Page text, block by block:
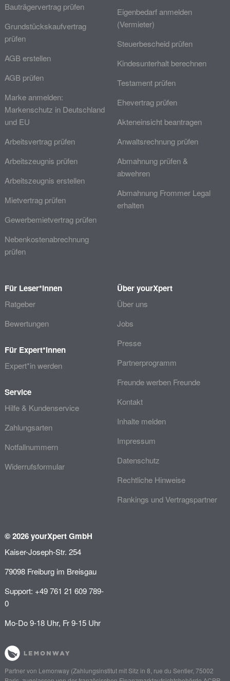
Bauträgervertrag prüfen
Grundstückskaufvertrag
prüfen
AGB erstellen
AGB prüfen
Marke anmelden:
Markenschutz in Deutschland
und EU
Arbeitsvertrag prüfen
Arbeitszeugnis prüfen
Arbeitszeugnis erstellen
Mietvertrag prüfen
Gewerbemietvertrag prüfen
Nebenkostenabrechnung
prüfen
Eigenbedarf anmelden
(Vermieter)
Steuerbescheid prüfen
Kindesunterhalt berechnen
Testament prüfen
Ehevertrag prüfen
Akteneinsicht beantragen
Anwaltsrechnung prüfen
Abmahnung prüfen &
abwehren
Abmahnung Frommer Legal
erhalten
Für Leser*innen
Ratgeber
Bewertungen
Für Expert*innen
Expert*in werden
Service
Hilfe & Kundenservice
Zahlungsarten
Notfallnummern
Widerrufsformular
Über yourXpert
Über uns
Jobs
Presse
Partnerprogramm
Freunde werben Freunde
Kontakt
Inhalte melden
Impressum
Datenschutz
Rechtliche Hinweise
Rankings und Vertragspartner
© 2026 yourXpert GmbH
Kaiser-Joseph-Str. 254
79098 Freiburg im Breisgau
Support: +49 761 21 609 789-
0
Mo-Do 9-18 Uhr, Fr 9-15 Uhr
Partner von Lemonway(Zahlungsinstitut mit Sitz in 8, rue du Sentier, 75002